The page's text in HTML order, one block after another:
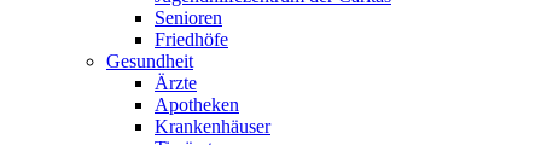
Senioren
Friedhöfe
Gesundheit
Ärzte
Apotheken
Krankenhäuser